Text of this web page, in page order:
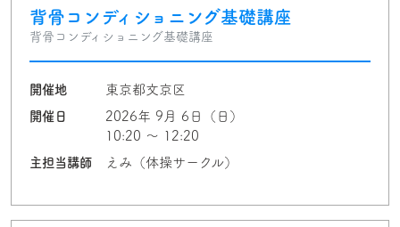
背骨コンディショニング基礎講座
背骨コンディショニング基礎講座
開催地
東京都文京区
開催日
2026年 9月 6日（日）
10:20 〜 12:20
主担当講師
えみ（体操サークル）